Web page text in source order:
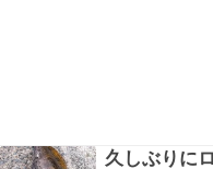
久しぶりに